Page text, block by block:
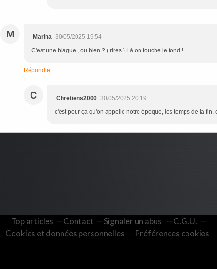
M Marina 30/05/2025 19:54
C'est une blague , ou bien ? ( rires ) Là on touche le fond !
Répondre
C Chretiens2000 30/05/2025 20:19
c'est pour ça qu'on appelle notre époque, les temps de la fin.
Top articles Contact Signaler un abus
C.G.U.
Cookies et données personnelles
Préférences cookies